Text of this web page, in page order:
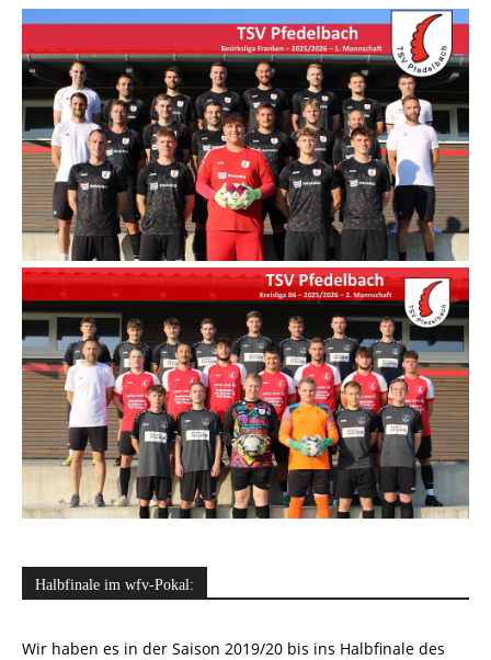
Halbfinale im wfv-Pokal:
Wir haben es in der Saison 2019/20 bis ins Halbfinale des